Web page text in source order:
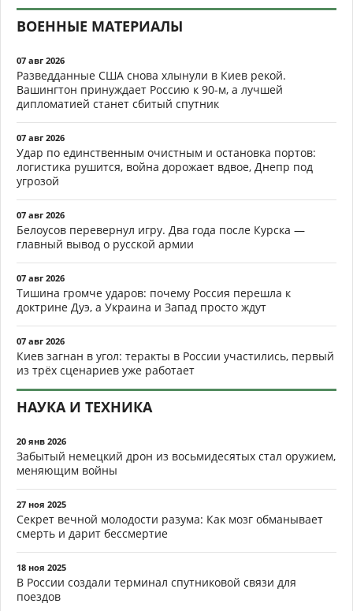
ВОЕННЫЕ МАТЕРИАЛЫ
07 авг 2026
Разведданные США снова хлынули в Киев рекой.
Вашингтон принуждает Россию к 90-м, а лучшей
дипломатией станет сбитый спутник
07 авг 2026
Удар по единственным очистным и остановка портов:
логистика рушится, война дорожает вдвое, Днепр под
угрозой
07 авг 2026
Белоусов перевернул игру. Два года после Курска —
главный вывод о русской армии
07 авг 2026
Тишина громче ударов: почему Россия перешла к
доктрине Дуэ, а Украина и Запад просто ждут
07 авг 2026
Киев загнан в угол: теракты в России участились, первый
из трёх сценариев уже работает
НАУКА И ТЕХНИКА
20 янв 2026
Забытый немецкий дрон из восьмидесятых стал оружием,
меняющим войны
27 ноя 2025
Секрет вечной молодости разума: Как мозг обманывает
смерть и дарит бессмертие
18 ноя 2025
В России создали терминал спутниковой связи для
поездов